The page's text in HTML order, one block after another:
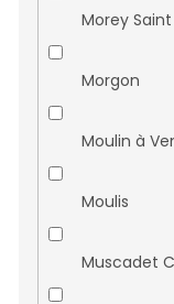
Château
Château
Château
Château
Château
Morey
Morgon
Moulin à
Moulis
Muscadet